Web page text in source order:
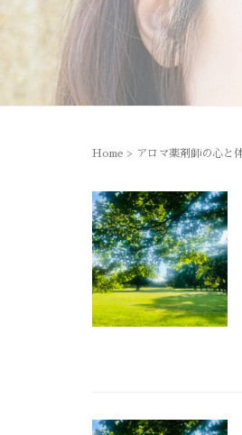
Home > アロマ薬剤師の心と